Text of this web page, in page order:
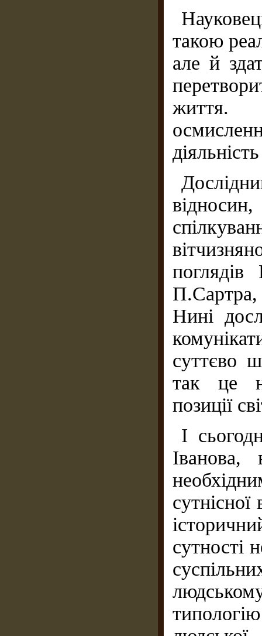
такою
але й
життя.
П.Сартра,
Нині
суттєво
так це
позиції
І
Іванова,
сутності